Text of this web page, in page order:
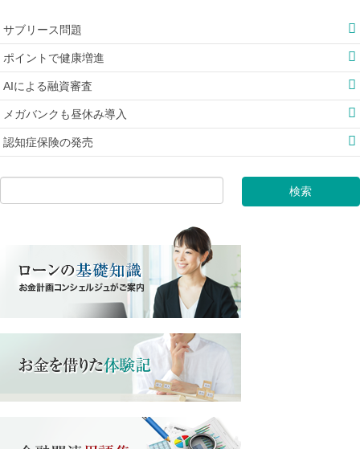
サブリース問題
ポイントで健康増進
AIによる融資審査
メガバンクも昼休み導入
認知症保険の発売